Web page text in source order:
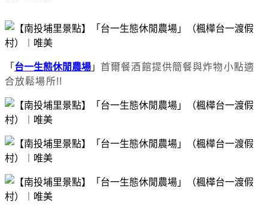
「 台一生態休閒農場 」 首爾餐酒館提供簡餐與炸物小點適
合放鬆場所!!